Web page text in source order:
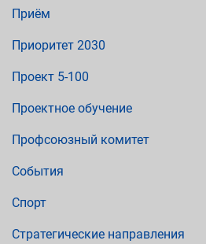
Приём
Приоритет 2030
Проект 5-100
Проектное обучение
Профсоюзный комитет
События
Спорт
Стратегические направления